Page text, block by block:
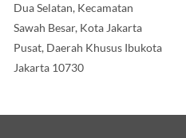
Dua Selatan, Kecamatan
Sawah Besar, Kota Jakarta
Pusat, Daerah Khusus Ibukota
Jakarta 10730